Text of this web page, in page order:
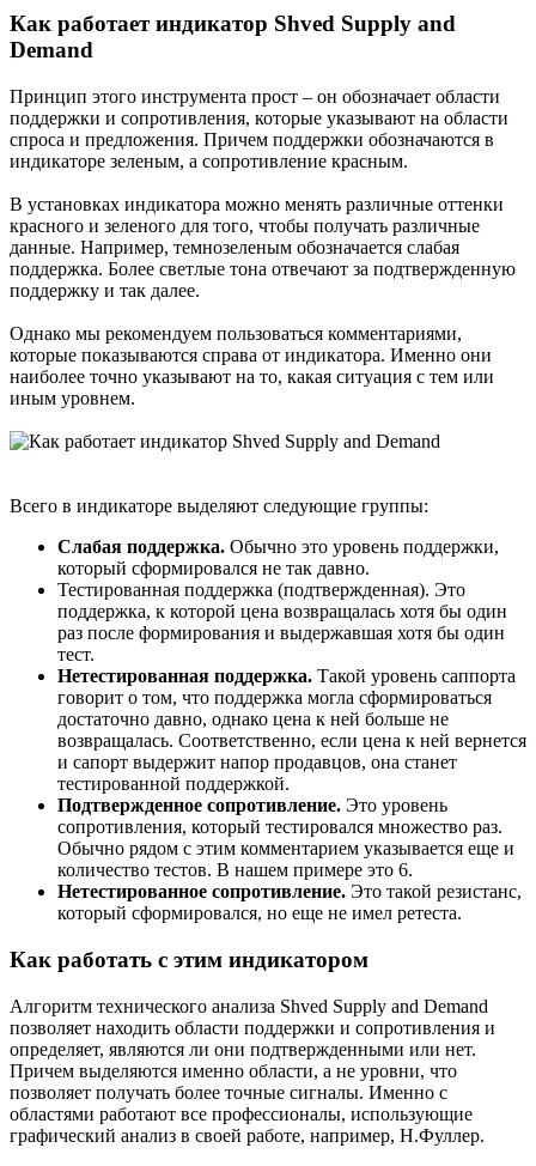
Как работает индикатор Shved Supply and
Demand​
Принцип этого инструмента прост – он обозначает области
поддержки и сопротивления, которые указывают на области
спроса и предложения. Причем поддержки обозначаются в
индикаторе зеленым, а сопротивление красным.
В установках индикатора можно менять различные оттенки
красного и зеленого для того, чтобы получать различные
данные. Например, темнозеленым обозначается слабая
поддержка. Более светлые тона отвечают за подтвержденную
поддержку и так далее.
Однако мы рекомендуем пользоваться комментариями,
которые показываются справа от индикатора. Именно они
наиболее точно указывают на то, какая ситуация с тем или
иным уровнем.
Всего в индикаторе выделяют следующие группы:
Слабая поддержка. Обычно это уровень поддержки,
который сформировался не так давно.
Тестированная поддержка (подтвержденная). Это
поддержка, к которой цена возвращалась хотя бы один
раз после формирования и выдержавшая хотя бы один
тест.
Нетестированная поддержка. Такой уровень саппорта
говорит о том, что поддержка могла сформироваться
достаточно давно, однако цена к ней больше не
возвращалась. Соответственно, если цена к ней вернется
и сапорт выдержит напор продавцов, она станет
тестированной поддержкой.
Подтвержденное сопротивление. Это уровень
сопротивления, который тестировался множество раз.
Обычно рядом с этим комментарием указывается еще и
количество тестов. В нашем примере это 6.
Нетестированное сопротивление. Это такой резистанс,
который сформировался, но еще не имел ретеста.
Как работать с этим индикатором​
Алгоритм технического анализа Shved Supply and Demand
позволяет находить области поддержки и сопротивления и
определяет, являются ли они подтвержденными или нет.
Причем выделяются именно области, а не уровни, что
позволяет получать более точные сигналы. Именно с
областями работают все профессионалы, использующие
графический анализ в своей работе, например, Н.Фуллер.